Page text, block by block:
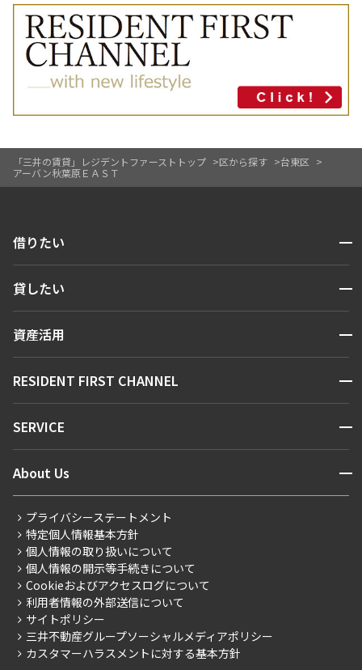
「三井の賃貸」レジデントファーストトップ 区から探す
台東区
アーバン秋葉原ＥＡＳＴ
借りたい 開閉
人気エリアから探す
新着情報から探す
新着募集情報
こだわりから探す
こだわり一覧
プレミアムマンション
新築
当社限定（港区・渋谷区）
当社限定（港区・渋谷区以外）
三井不動産企画
貸したい 開閉
お問い合わせ
資産活用 開閉
お問い合わせ
RESIDENT FIRST CHANNEL 開閉
マンションレポート
住まいのコラム
SERVICE 開閉
会員ページ
ご入居・提携サービス
お部屋探しからご契約まで
よくあるご質問
社宅紹介
【仲介会社様向け】当社仲介事業部取り扱い物件入居申込
About Us 開閉
会社情報
事業案内
採用情報
ニュースリリース
お問い合わせ
プライバシーステートメント
特定個人情報基本方針
個人情報の取り扱いについて
個人情報の開示等手続きについて
Cookieおよびアクセスログについて
利用者情報の外部送信について
サイトポリシー
三井不動産グループソーシャルメディアポリシー
カスタマーハラスメントに対する基本方針